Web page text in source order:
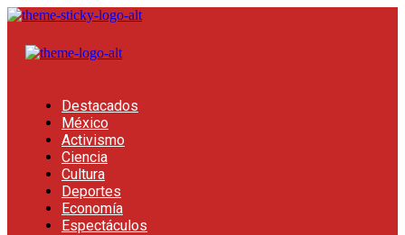
Destacados
México
Activismo
Ciencia
Cultura
Deportes
Economía
Espectáculos